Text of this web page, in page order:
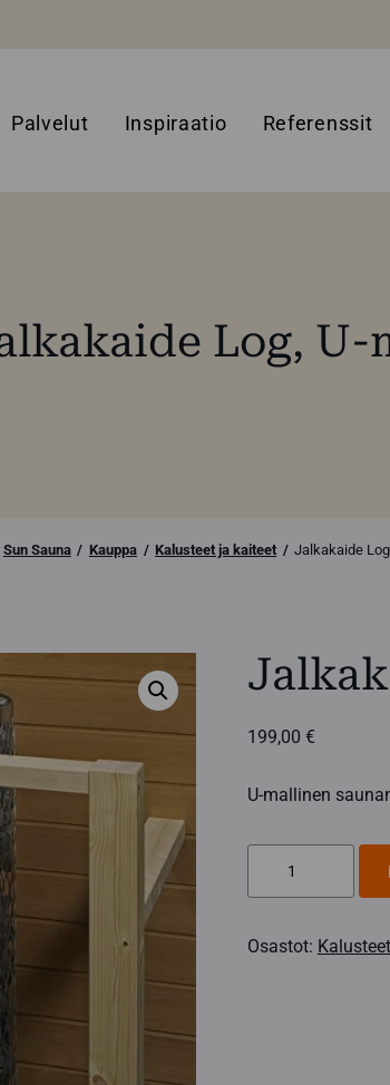
Palvelut Inspiraatio Referenssit
Log, U-
Sun Sauna Kauppa Kalusteet ja kaiteet Jalkakaide
199,00 €
U-mallinen
malli
Osastot: